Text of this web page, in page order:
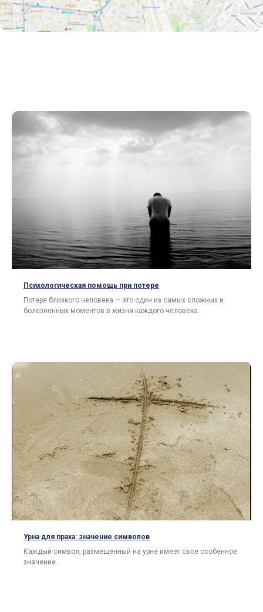
Психологическая помощь при потере
Потеря близкого человека — это один из самых сложных и
болезненных моментов в жизни каждого человека.
Урна для праха: значение символов
Каждый символ, размещенный на урне имеет свое особенное
значение.